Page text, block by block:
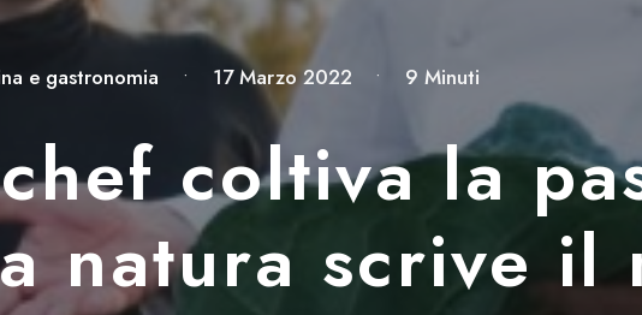
e gastronomia • 17 Marzo 2022 • 9 Minuti
coltiva la
natura scrive il